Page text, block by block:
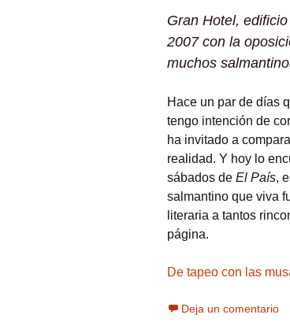
Gran Hotel,
2007 con la
muchos
Hace un par de días
tengo intención de
ha invitado a
realidad. Y hoy lo
sábados de El País,
salmantino que viva
literaria a tantos
página.
De tapeo con las
Deja un comentario